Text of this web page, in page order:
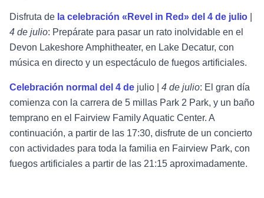
Disfruta de la celebración «Revel in Red» del 4 de julio
4 de julio: Prepárate para pasar un rato inolvidable en el
Devon Lakeshore Amphitheater, en Lake Decatur, con
música en directo y un espectáculo de fuegos artificiales.
Celebración normal del 4 de julio | 4 de julio: El gran día
comienza con la carrera de 5 millas Park 2 Park, y un baño
temprano en el Fairview Family Aquatic Center. A
continuación, a partir de las 17:30, disfrute de un concierto
con actividades para toda la familia en Fairview Park, con
fuegos artificiales a partir de las 21:15 aproximadamente.